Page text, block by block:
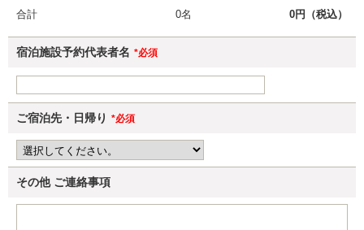
合計 0名 0円（税込）
宿泊施設予約代表者名 *必須
ご宿泊先・日帰り *必須
その他ご連絡事項